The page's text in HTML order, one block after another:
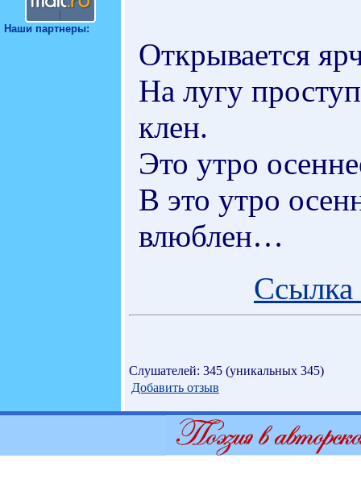
Наши партнеры:
Открывается
На лугу
клен.
Это утро
В это утро
влюблен…
Ссылка
Слушателей: 345 (уникальных 345)
Добавить отзыв